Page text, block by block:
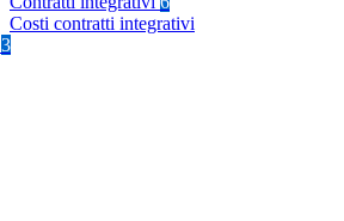
Costi contratti integrativi
3